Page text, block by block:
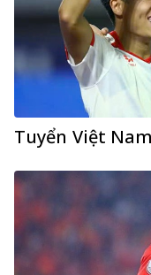
Tuyển Việt